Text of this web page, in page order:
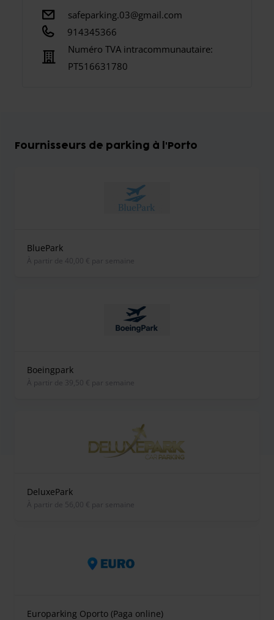
safeparking.03@gmail.com
914345366
Numéro TVA intracommunautaire:
PT516631780
Fournisseurs de parking à l'Porto
BluePark
À partir de 40,00 € par semaine
Boeingpark
À partir de 39,50 € par semaine
DeluxePark
À partir de 56,00 € par semaine
Europarking Oporto (Paga online)